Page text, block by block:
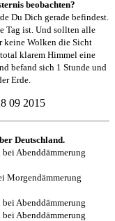
beobachten?
Du Dich gerade befindest.
Tag ist. Und sollten alle
keine Wolken die Sicht
klarem Himmel eine
befand sich 1 Stunde und
Erde.
Deutschland.
Abenddämmerung
Morgendämmerung
Abenddämmerung
Abenddämmerung